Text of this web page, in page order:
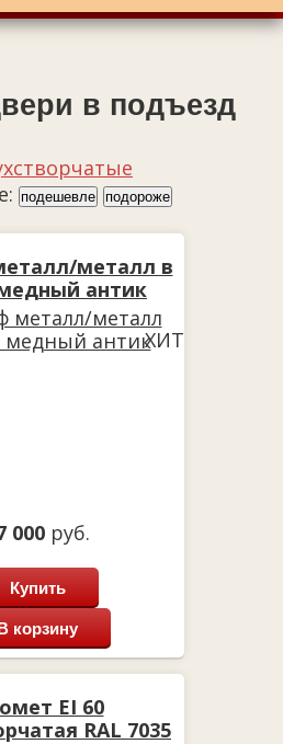
в подъезд
подешевле подороже
металл в
антик
ХИТ
000 руб.
Купить
корзину
EI 60
RAL 7035